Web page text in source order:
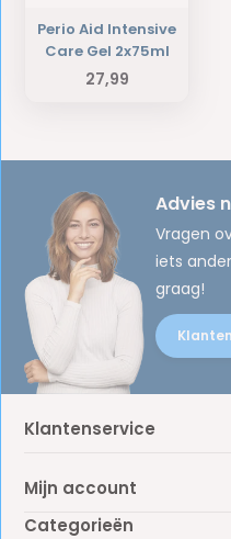
Perio Aid Intensive
Care Gel 2x75ml
27,99
Advies
Vragen
iets
graag!
Klantenservice
Mijn account
Categorieën